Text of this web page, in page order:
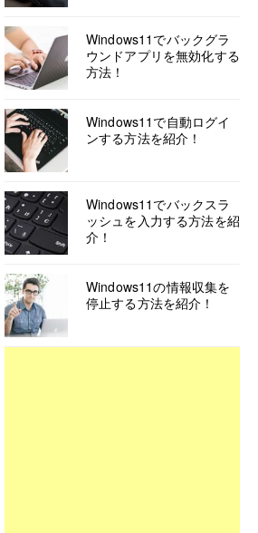
Windows11でバックグラ
ウンドアプリを無効化する
方法！
Windows11で自動ログイ
ンする方法を紹介！
Windows11でバックスラ
ッシュを入力する方法を紹
介！
Windows11の情報収集を
停止する方法を紹介！